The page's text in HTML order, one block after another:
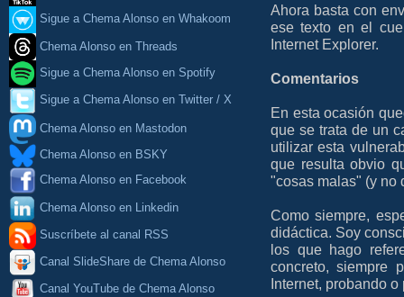
Sigue a Chema Alonso en Whakoom
Chema Alonso en Threads
Sigue a Chema Alonso en Spotify
Sigue a Chema Alonso en Twitter / X
Chema Alonso en Mastodon
Chema Alonso en BSKY
Chema Alonso en Facebook
Chema Alonso en Linkedin
Suscríbete al canal RSS
Canal SlideShare de Chema Alonso
Canal YouTube de Chema Alonso
Ahora basta con
ese texto en el
Internet Explorer.
Comentarios
En esta ocasión
que se trata de un
utilizar esta
que resulta obvio
"cosas malas" (y no
Como siempre,
didáctica. Soy
los que hago
concreto, siempre
Internet, probando o